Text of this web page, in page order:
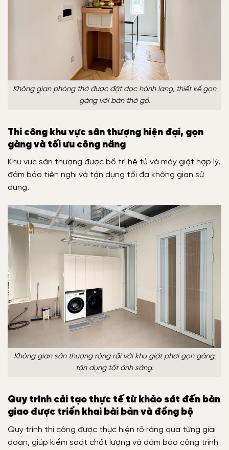
Không gian phòng thờ được đặt dọc hành lang, thiết kế gọn
gàng với bàn thờ gỗ.
Thi công khu vực sân thượng hiện đại, gọn
gàng và tối ưu công năng
Khu vực sân thượng được bố trí hệ tủ và máy giặt hợp lý,
đảm bảo tiện nghi và tận dụng tối đa không gian sử
dụng.
Không gian sân thượng rộng rãi với khu giặt phơi gọn gàng,
tận dụng tốt ánh sáng.
Quy trình cải tạo thực tế từ khảo sát đến bàn
giao được triển khai bài bản và đồng bộ
Quy trình thi công được thực hiện rõ ràng qua từng giai
đoạn, giúp kiểm soát chất lượng và đảm bảo công trình